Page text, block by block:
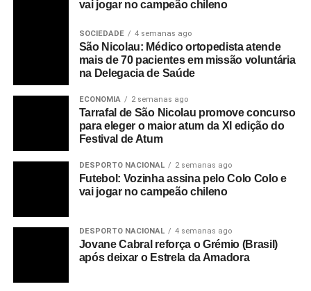
vai jogar no campeão chileno
SOCIEDADE 4 semanas ago
São Nicolau: Médico ortopedista atende
mais de 70 pacientes em missão voluntária
na Delegacia de Saúde
ECONOMIA 2 semanas ago
Tarrafal de São Nicolau promove concurso
para eleger o maior atum da XI edição do
Festival de Atum
DESPORTO NACIONAL 2 semanas ago
Futebol: Vozinha assina pelo Colo Colo e
vai jogar no campeão chileno
DESPORTO NACIONAL 4 semanas ago
Jovane Cabral reforça o Grémio (Brasil)
após deixar o Estrela da Amadora